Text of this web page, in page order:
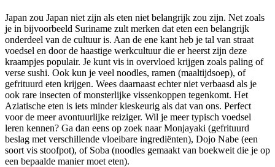
Japan zou Japan niet zijn als eten niet belangrijk zou zijn. Net zoals
je in bijvoorbeeld Suriname zult merken dat eten een belangrijk
onderdeel van de cultuur is. Aan de ene kant heb je tal van straat
voedsel en door de haastige werkcultuur die er heerst zijn deze
kraampjes populair. Je kunt vis in overvloed krijgen zoals paling of
verse sushi. Ook kun je veel noodles, ramen (maaltijdsoep), of
gefrituurd eten krijgen. Wees daarnaast echter niet verbaasd als je
ook rare insecten of monsterlijke vissenkoppen tegenkomt. Het
Aziatische eten is iets minder kieskeurig als dat van ons. Perfect
voor de meer avontuurlijke reiziger. Wil je meer typisch voedsel
leren kennen? Ga dan eens op zoek naar Monjayaki (gefrituurd
beslag met verschillende vloeibare ingrediënten), Dojo Nabe (een
soort vis stoofpot), of Soba (noodles gemaakt van boekweit die je op
een bepaalde manier moet eten).